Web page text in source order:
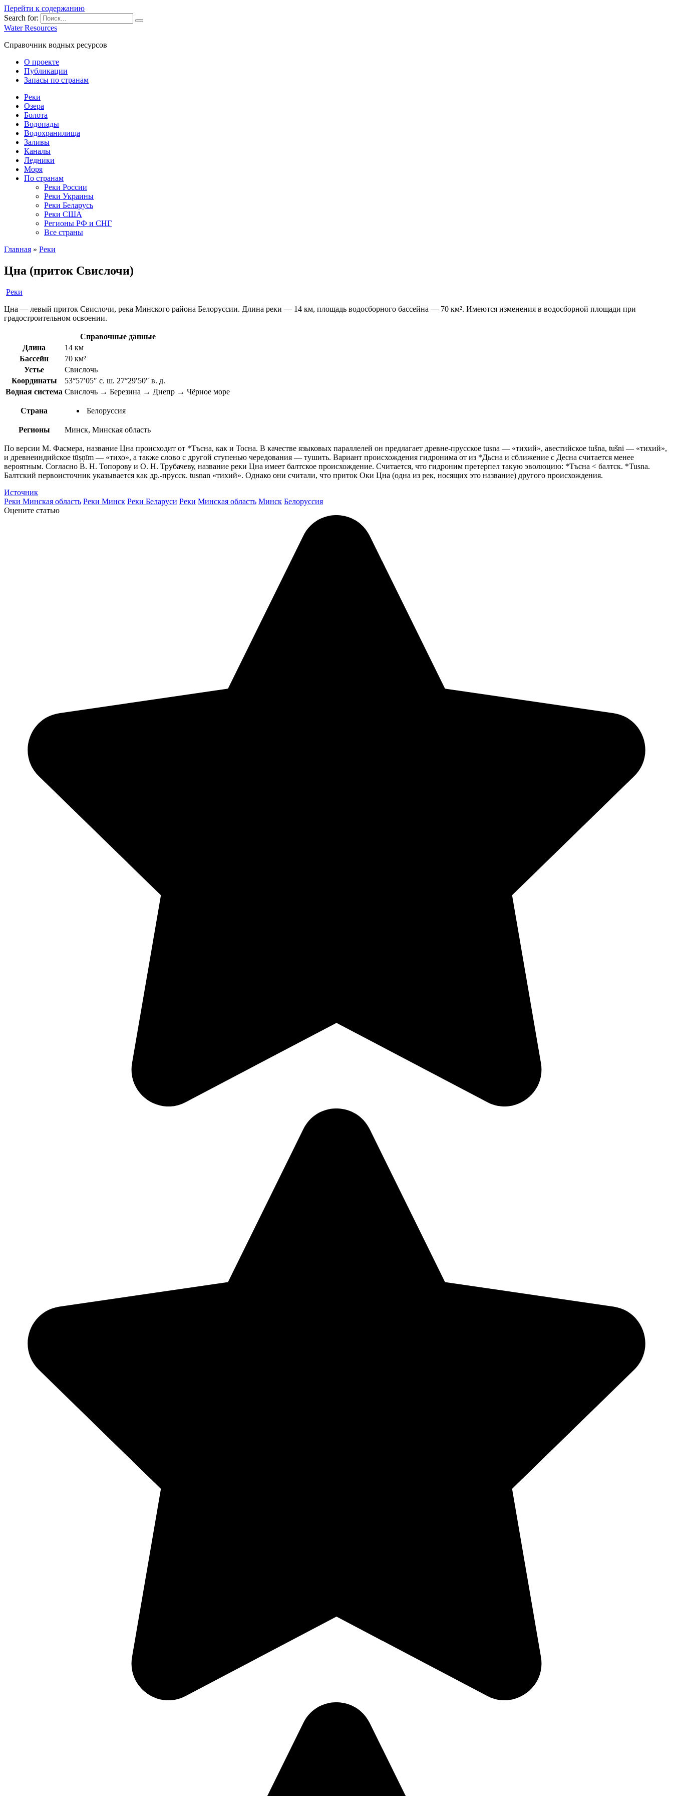
Перейти к содержанию
Search for:
Water Resources
Справочник водных ресурсов
О проекте
Публикации
Запасы по странам
Реки
Озера
Болота
Водопады
Водохранилища
Заливы
Каналы
Ледники
Моря
По странам
Реки России
Реки Украины
Реки Беларусь
Реки США
Регионы РФ и СНГ
Все страны
Главная » Реки
Цна (приток Свислочи)
Реки
Цна — левый приток Свислочи, река Минского района Белоруссии. Длина реки — 14 км, площадь водосборного бассейна — 70 км². Имеются изменения в водосборной площади при
градостроительном освоении.
Справочные данные
Длина
14 км
Бассейн
70 км²
Устье
Свислочь
Координаты
53°57′05″ с. ш. 27°29′50″ в. д.
Водная система Свислочь → Березина → Днепр → Чёрное море
Страна Белоруссия
Регионы Минск, Минская область
По версии М. Фасмера, название Цна происходит от *Тъсна, как и Тосна. В качестве языковых параллелей он предлагает древне-прусское tusna — «тихий», авестийское tušna, tušni — «тихий»,
и древнеиндийское tūṣṇīm — «тихо», а также слово с другой ступенью чередования — тушить. Вариант происхождения гидронима от из *Дьсна и сближение с Десна считается менее
вероятным. Согласно В. Н. Топорову и О. Н. Трубачеву, название реки Цна имеет балтское происхождение. Считается, что гидроним претерпел такую эволюцию: *Тъсна < балтск. *Tusna.
Балтский первоисточник указывается как др.-прусск. tusnan «тихий». Однако они считали, что приток Оки Цна (одна из рек, носящих это название) другого происхождения.
Источник
Реки Минская область Реки Минск Реки Беларуси Реки Минская область Минск Белоруссия
Оцените статью